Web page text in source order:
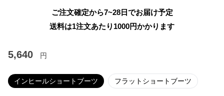
ご注文確定から7~28日でお届け予定
送料は1注文あたり 1000円かかります
5,640 円
インヒールショートブーツ フラットショートブーツ